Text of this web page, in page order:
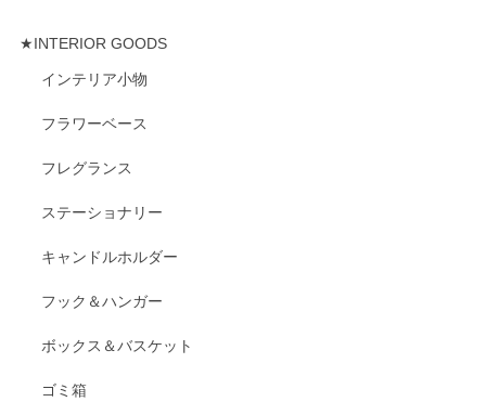
★INTERIOR GOODS
インテリア小物
フラワーベース
フレグランス
ステーショナリー
キャンドルホルダー
フック＆ハンガー
ボックス＆バスケット
ゴミ箱